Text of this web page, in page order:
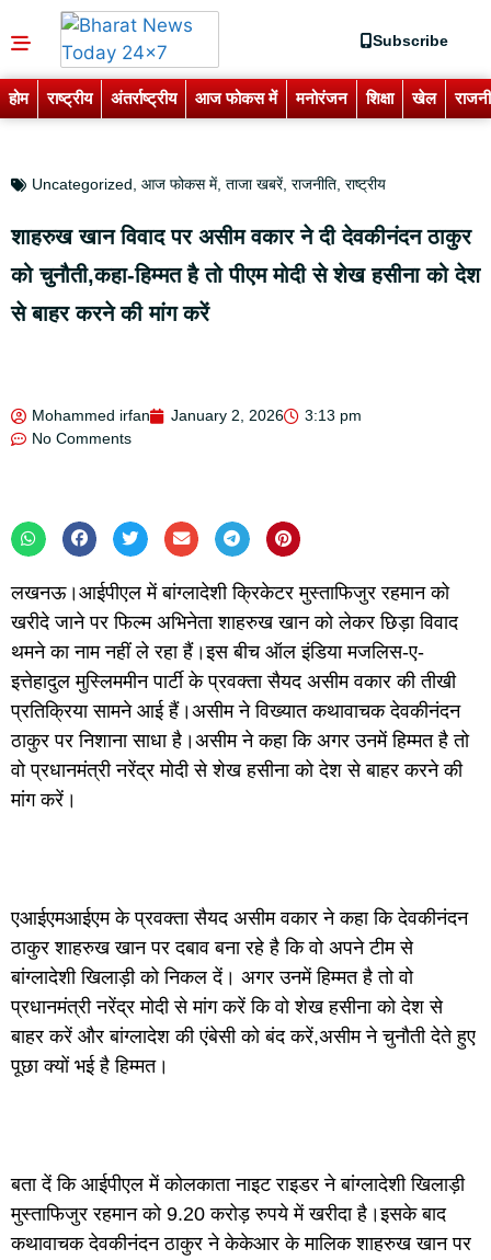
Subscribe
होम राष्ट्रीय अंतर्राष्ट्रीय आज फोकस में मनोरंजन शिक्षा खेल
Uncategorized आज फोकस में, ताजा खबरें, राजनीति राष्ट्रीय
शाहरुख खान विवाद पर असीम वकार ने दी देवकीनंदन ठाकुर
को चुनौती,कहा-हिम्मत है तो पीएम मोदी से शेख हसीना को देश
से बाहर करने की मांग करें
Mohammed irfan January 2, 2026
3:13 pm
No Comments
लखनऊ।आईपीएल में बांग्लादेशी क्रिकेटर मुस्ताफिजुर रहमान को
खरीदे जाने पर फिल्म अभिनेता शाहरुख खान को लेकर छिड़ा विवाद
थमने का नाम नहीं ले रहा हैं।इस बीच ऑल इंडिया मजलिस-ए-
इत्तेहादुल मुस्लिममीन पार्टी के प्रवक्ता सैयद असीम वकार की तीखी
प्रतिक्रिया सामने आई हैं।असीम ने विख्यात कथावाचक देवकीनंदन
ठाकुर पर निशाना साधा है।असीम ने कहा कि अगर उनमें हिम्मत है तो
वो प्रधानमंत्री नरेंद्र मोदी से शेख हसीना को देश से बाहर करने की
मांग करें।
एआईएमआईएम के प्रवक्ता सैयद असीम वकार ने कहा कि देवकीनंदन
ठाकुर शाहरुख खान पर दबाव बना रहे है कि वो अपने टीम से
बांग्लादेशी खिलाड़ी को निकल दें। अगर उनमें हिम्मत है तो वो
प्रधानमंत्री नरेंद्र मोदी से मांग करें कि वो शेख हसीना को देश से
बाहर करें और बांग्लादेश की एंबेसी को बंद करें,असीम ने चुनौती देते हुए
पूछा क्यों भई है हिम्मत।
बता दें कि आईपीएल में कोलकाता नाइट राइडर ने बांग्लादेशी खिलाड़ी
मुस्ताफिजुर रहमान को 9.20 करोड़ रुपये में खरीदा है।इसके बाद
कथावाचक देवकीनंदन ठाकुर ने केकेआर के मालिक शाहरुख खान पर